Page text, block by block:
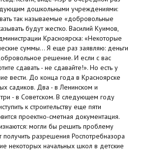
дошкольными учреждениями:
так называемые «добровольные
будут жестко. Василий Куимов,
Красноярска: «Некоторые
суммы... Я еще раз заявляю: деньги
решение. И если с вас
сдавать - не сдавайте!». Но есть у
вести. До конца года в Красноярске
садиков. Два - в Ленинском и
- в Советском. В следующем году
к строительству еще пяти
проектно-сметная документация.
могли бы решить проблему
получить разрешения Роспотребназора
некоторых начальных школ в детские